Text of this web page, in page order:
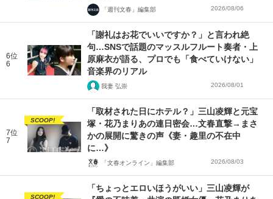
「週刊文春」編集部 2026/08/06
6位
6
「謝礼はお花でいいですか？」と言われ絶
句…SNSで話題のマッスルフルート奏者・上
原麻衣が語る、プロでも「食べていけない」
音楽界のリアル
我妻 弘崇 2026/08/01
7位
7
SCOOP!
「取材された日にホテル？」三山凌輝と元宝
塚・花乃まりあの連日密会…文春直撃→まさ
かの展開に驚きの声《妻・趣里の不在中
に…》
「文春オンライン」編集部 2026/08/03
SCOOP!
「ちょっとエロいほうがいい」三山凌輝が